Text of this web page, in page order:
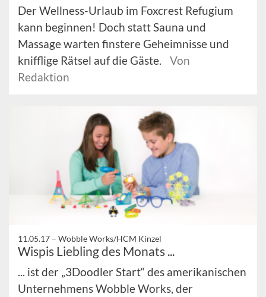
Der Wellness-Urlaub im Foxcrest Refugium
kann beginnen! Doch statt Sauna und
Massage warten finstere Geheimnisse und
knifflige Rätsel auf die Gäste.
Von
Redaktion
11.05.17 – Wobble Works/HCM Kinzel
Wispis Liebling des Monats ...
... ist der „3Doodler Start“ des amerikanischen
Unternehmens Wobble Works, der